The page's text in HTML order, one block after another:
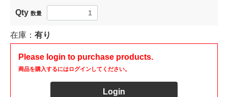
Qty 数量
在庫： 有り
Please login to purchase products.
商品を購入するにはログインしてください。
Login